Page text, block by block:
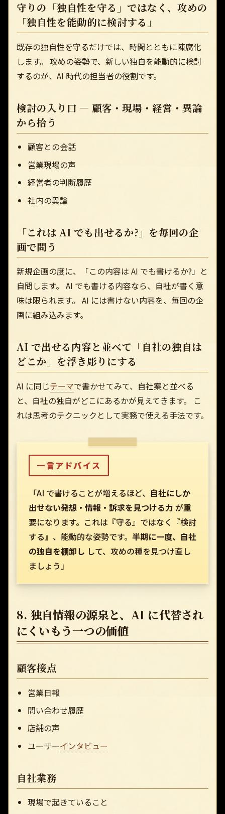
守りの「独自性を守る」ではなく、攻めの
「独自性を能動的に検討する」
既存の独自性を守るだけでは、時間とともに陳腐化
します。 攻めの姿勢で、新しい独自を能動的に検討
するのが、AI 時代の担当者の役割です。
検討の入り口 — 顧客・現場・経営・異論
から拾う
顧客との会話
営業現場の声
経営者の判断履歴
社内の異論
「これは AI でも出せるか?」を毎回の企
画で問う
新規企画の度に、「この内容は AI でも書けるか?」と
自問します。 AI でも書ける内容なら、自社が書く意
味は限られます。 AI には書けない内容を、毎回の企
画に組み込みます。
AI で出せる内容と並べて「自社の独自は
どこか」を浮き彫りにする
AI に同じテーマで書かせてみて、自社案と並べる
と、自社の独自がどこにあるかが見えてきます。 こ
れは思考のテクニックとして実務で使える手法です。
一言アドバイス
「AI で書けることが増えるほど、 自社にしか
出せない発想・情報・訴求を見つける力 が重
要になります。これは『守る』ではなく『検討
する』、能動的な姿勢です。 半期に一度、自社
の独自を棚卸し して、攻めの種を見つけ直し
ましょう」
8. 独自情報の源泉と、AI に代替され
にくいもう一つの価値
顧客接点
営業日報
問い合わせ履歴
店舗の声
ユーザーインタビュー
自社業務
現場で起きていること